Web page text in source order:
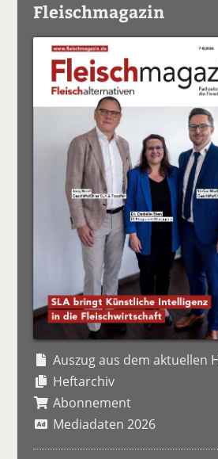
Fleischmagazin
Auszug aus dem aktuellen
Heftarchiv
Abonnement
Mediadaten 2026